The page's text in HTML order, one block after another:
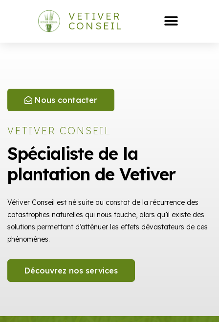
VETIVER
CONSEIL
Nous contacter
VETIVER CONSEIL
Spécialiste de la
plantation de Vetiver
Vétiver Conseil est né suite au constat de la récurrence des
catastrophes naturelles qui nous touche, alors qu’il existe des
solutions permettant d’atténuer les effets dévastateurs de ces
phénomènes.
Découvrez nos services